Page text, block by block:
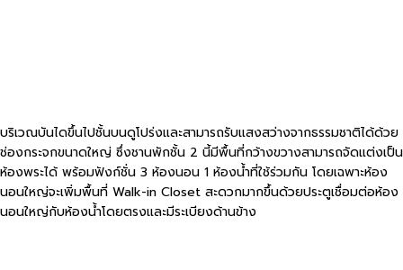
บริเวณบันไดขึ้นไปชั้นบนดูโปร่งและสามารถรับแสงสว่างจากธรรมชาติได้ด้วย
ช่องกระจกขนาดใหญ่ ซึ่งชานพักชั้น 2 นี้มีพื้นที่กว้างขวางสามารถจัดแต่งเป็น
ห้องพระได้ พร้อมฟังก์ชั่น 3 ห้องนอน 1 ห้องน้ำที่ใช้ร่วมกัน โดยเฉพาะห้อง
นอนใหญ่จะเพิ่มพื้นที่ Walk-in Closet สะดวกมากขึ้นด้วยประตูเชื่อมต่อห้อง
นอนใหญ่กับห้องน้ำโดยตรงและมีระเบียงด้านข้าง